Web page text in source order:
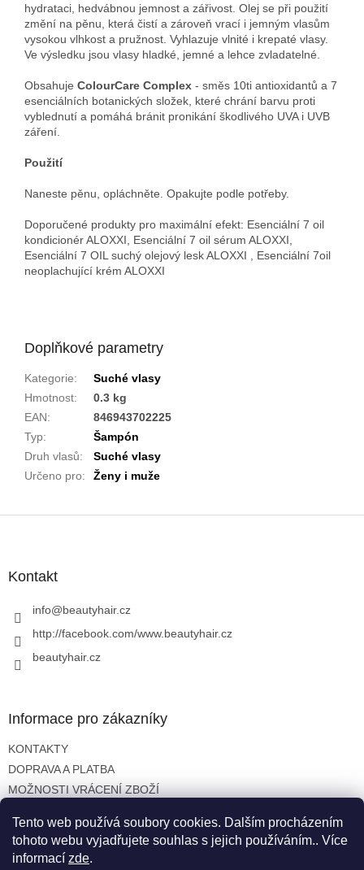
Tento web používá soubory cookies. Dalším procházením
tohoto webu vyjadřujete souhlas s jejich používáním.. Více
informací zde.
hydrataci, hedvábnou jemnost a zářivost. Olej se při použití
změní na pěnu, která čistí a zároveň vrací i jemným vlasům
vysokou vlhkost a pružnost. Vyhlazuje vlnité i krepaté vlasy.
Ve výsledku jsou vlasy hladké, jemné a lehce zvladatelné.
Obsahuje ColourCare Complex - směs 10ti antioxidantů a 7
esenciálních botanických složek, které chrání barvu proti
vyblednutí a pomáhá bránit pronikání škodlivého UVA i UVB
záření.
Použití
Naneste pěnu, opláchněte. Opakujte podle potřeby.
Doporučené produkty pro maximální efekt: Esenciální 7 oil
kondicionér ALOXXI, Esenciální 7 oil sérum ALOXXI,
Esenciální 7 OIL suchý olejový lesk ALOXXI , Esenciální 7oil
neoplachující krém ALOXXI
Doplňkové parametry
Kategorie:
Suché vlasy
Hmotnost:
0.3 kg
EAN:
846943702225
Typ:
Šampón
Druh vlasů:
Suché vlasy
Určeno pro: Ženy i muže
Kontakt
info@beautyhair.cz
http://facebook.com/www.beautyhair.cz
beautyhair.cz
Informace pro zákazníky
KONTAKTY
DOPRAVA A PLATBA
MOŽNOSTI VRÁCENÍ ZBOŽÍ
OCHRANA OSOBNÍCH ÚDAJŮ